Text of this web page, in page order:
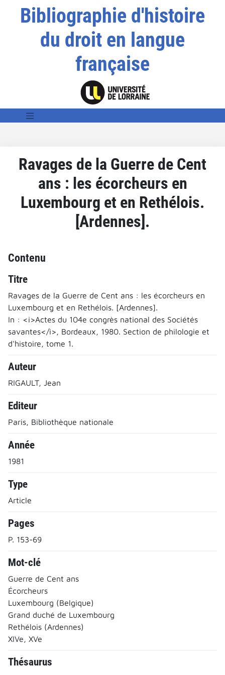
Bibliographie d'histoire
du droit en langue
française
Ravages de la Guerre de Cent
ans : les écorcheurs en
Luxembourg et en Rethélois.
[Ardennes].
Contenu
Titre
Ravages de la Guerre de Cent ans : les écorcheurs en
Luxembourg et en Rethélois. [Ardennes].
In : <i>Actes du 104e congrès national des Sociétés
savantes</i>, Bordeaux, 1980. Section de philologie et
d'histoire, tome 1.
Auteur
RIGAULT, Jean
Editeur
Paris, Bibliothèque nationale
Année
1981
Type
Article
Pages
P. 153-69
Mot-clé
Guerre de Cent ans
Écorcheurs
Luxembourg (Belgique)
Grand duché de Luxembourg
Rethélois (Ardennes)
XIVe, XVe
Thésaurus